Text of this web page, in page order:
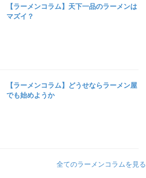
【ラーメンコラム】天下一品のラーメンは
マズイ？
【ラーメンコラム】どうせならラーメン屋
でも始めようか
全てのラーメンコラムを見る